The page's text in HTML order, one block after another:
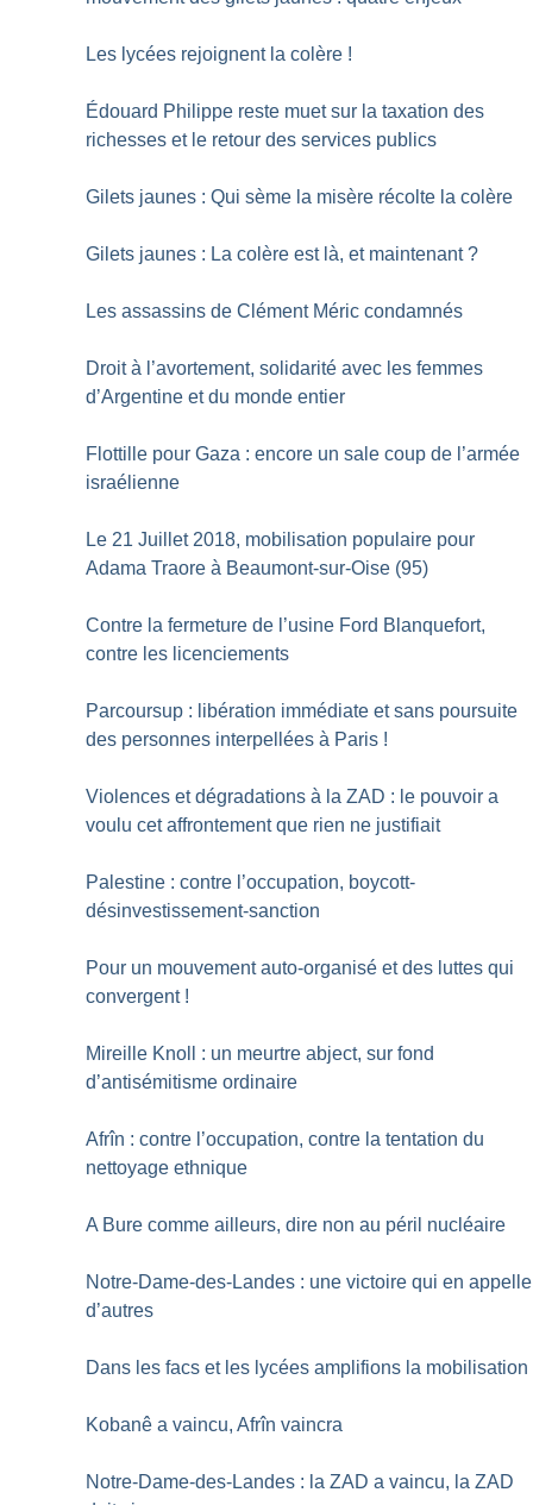
Les lycées rejoignent la colère !
Édouard Philippe reste muet sur la taxation des
richesses et le retour des services publics
Gilets jaunes : Qui sème la misère récolte la colère
Gilets jaunes : La colère est là, et maintenant ?
Les assassins de Clément Méric condamnés
Droit à l’avortement, solidarité avec les femmes
d’Argentine et du monde entier
Flottille pour Gaza : encore un sale coup de l’armée
israélienne
Le 21 Juillet 2018, mobilisation populaire pour
Adama Traore à Beaumont-sur-Oise (95)
Contre la fermeture de l’usine Ford Blanquefort,
contre les licenciements
Parcoursup : libération immédiate et sans poursuite
des personnes interpellées à Paris !
Violences et dégradations à la ZAD : le pouvoir a
voulu cet affrontement que rien ne justifiait
Palestine : contre l’occupation, boycott-
désinvestissement-sanction
Pour un mouvement auto-organisé et des luttes qui
convergent !
Mireille Knoll : un meurtre abject, sur fond
d’antisémitisme ordinaire
Afrîn : contre l’occupation, contre la tentation du
nettoyage ethnique
A Bure comme ailleurs, dire non au péril nucléaire
Notre-Dame-des-Landes : une victoire qui en appelle
d’autres
Dans les facs et les lycées amplifions la mobilisation
Kobanê a vaincu, Afrîn vaincra
Notre-Dame-des-Landes : la ZAD a vaincu, la ZAD